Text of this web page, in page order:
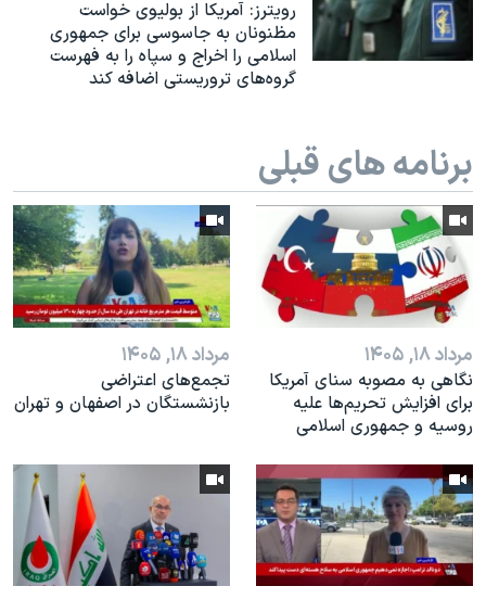
نرگس محمدی برنده جایزه نوبل صلح
همایش محافظه‌کاران آمریکا «سی‌پک»
سفر پرزیدنت ترامپ به چین
رویترز: آمریکا از بولیوی خواست
مظنونان به جاسوسی برای جمهوری
اسلامی را اخراج و سپاه را به فهرست
گروه‌های تروریستی اضافه کند
برنامه های قبلی
مرداد ۱۸, ۱۴۰۵
نگاهی به مصوبه سنای آمریکا
برای افزایش تحریم‌ها علیه
روسیه و جمهوری اسلامی
مرداد ۱۸, ۱۴۰۵
تجمع‌های اعتراضی
بازنشستگان در اصفهان و تهران